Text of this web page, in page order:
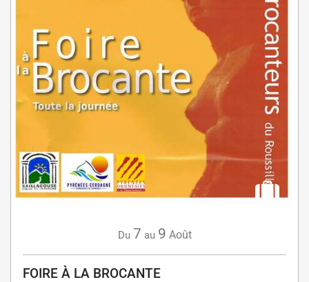
Du 7 au 9 Août
FOIRE À LA BROCANTE